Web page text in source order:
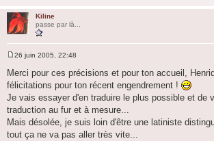
Kiline
passe par là...
e
s
s
a
g
e
26 juin 2005, 22:48
Merci pour ces précisions et pour ton accueil,
félicitations pour ton récent engendrement !
Je vais essayer d'en traduire le plus possible et de
traduction au fur et à mesure...
Mais désolée, je suis loin d'être une latiniste
tout ça ne va pas aller très vite...